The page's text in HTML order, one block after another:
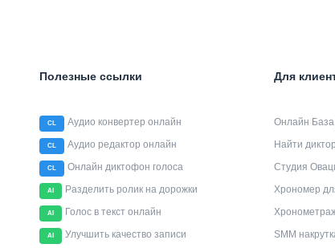
Полезные ссылки
CL Аудио конвертер онлайн
CL Аудио редактор онлайн
CL Онлайн диктофон голоса
AI Разделить ролик на дорожки
AI Голос в текст онлайн
AI Улучшить качество записи
Для
Онлайн База
Найти
Студия
Хрономер
SMM